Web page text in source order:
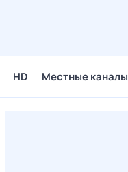
HD Местные каналы